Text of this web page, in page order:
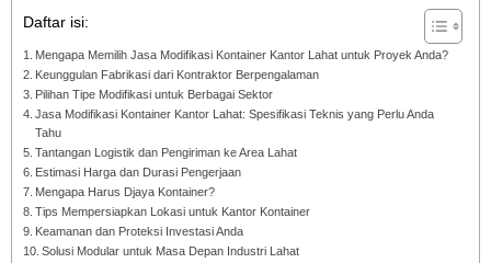
Daftar isi:
Mengapa Memilih Jasa Modifikasi Kontainer Kantor Lahat untuk Proyek Anda?
Keunggulan Fabrikasi dari Kontraktor Berpengalaman
Pilihan Tipe Modifikasi untuk Berbagai Sektor
Jasa Modifikasi Kontainer Kantor Lahat: Spesifikasi Teknis yang Perlu Anda
Tahu
Tantangan Logistik dan Pengiriman ke Area Lahat
Estimasi Harga dan Durasi Pengerjaan
Mengapa Harus Djaya Kontainer?
Tips Mempersiapkan Lokasi untuk Kantor Kontainer
Keamanan dan Proteksi Investasi Anda
Solusi Modular untuk Masa Depan Industri Lahat